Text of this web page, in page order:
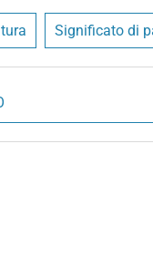
Significato di